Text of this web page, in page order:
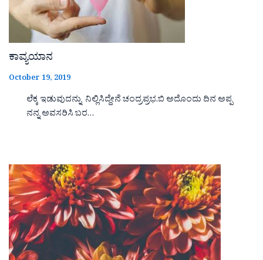
ಕಾವ್ಯಯಾನ
October 19, 2019
ಲೆಕ್ಕ ಇಡುವುದನ್ನು ನಿಲ್ಲಿಸಿದ್ದೇನೆ ಚಂದ್ರಪ್ರಭ.ಬಿ ಅದೊಂದು ದಿನ ಅಪ್ಪ
ನನ್ನ ಅವಸರಿಸಿ ಬರ…